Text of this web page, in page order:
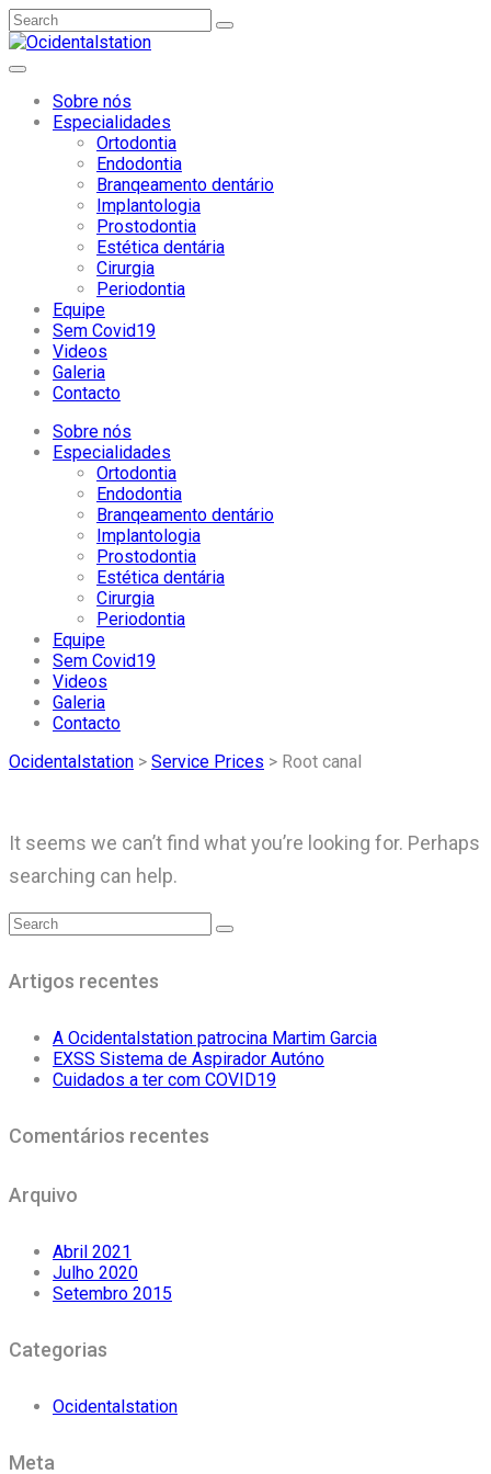
Sobre nós
Especialidades
Ortodontia
Endodontia
Branqeamento dentário
Implantologia
Prostodontia
Estética dentária
Cirurgia
Periodontia
Equipe
Sem Covid19
Videos
Galeria
Contacto
Sobre nós
Especialidades
Ortodontia
Endodontia
Branqeamento dentário
Implantologia
Prostodontia
Estética dentária
Cirurgia
Periodontia
Equipe
Sem Covid19
Videos
Galeria
Contacto
Ocidentalstation > Service Prices > Root canal
It seems we can’t find what you’re looking for. Perhaps
searching can help.
Artigos recentes
A Ocidentalstation patrocina Martim Garcia
EXSS Sistema de Aspirador Autóno
Cuidados a ter com COVID19
Comentários recentes
Arquivo
Abril 2021
Julho 2020
Setembro 2015
Categorias
Ocidentalstation
Meta